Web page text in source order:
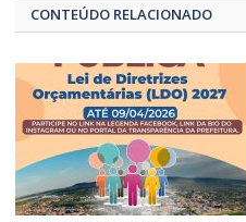
CONTEÚDO RELACIONADO